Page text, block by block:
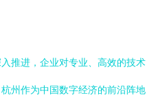
推进，企业对专业、高效的技术
州作为中国数字经济的前沿阵地